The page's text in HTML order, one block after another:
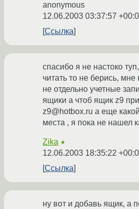
anonymous
12.06.2003 03:37:57
Ссылка
спасибо я не настоко
читать то не берись,
не отдельно учетные
ящики а чтоб ящик z9
z9@hotbox.ru а еще
места , я пока не нашел
Zika ★
12.06.2003 18:35:22
Ссылка
ну вот и добавь ящик, а